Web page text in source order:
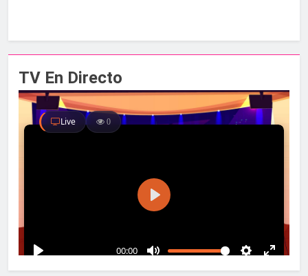
TV En Directo